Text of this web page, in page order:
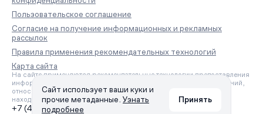
Пользовательское соглашение
Согласие на получение информационных и рекламных
рассылок
Правила применения рекомендательных технологий
Карта сайта
На сайте применяются рекомендательные технологии предоставления
информации на основе сбора, систематизации и анализа сведений,
относящихся к предпочтениям пользователей сети «Интернет»,
находящихся на территории Российской Федерации.
+7 (495) 157-88-80
Сайт использует ваши куки и
прочие метаданные. Узнать
подробнее
Принять